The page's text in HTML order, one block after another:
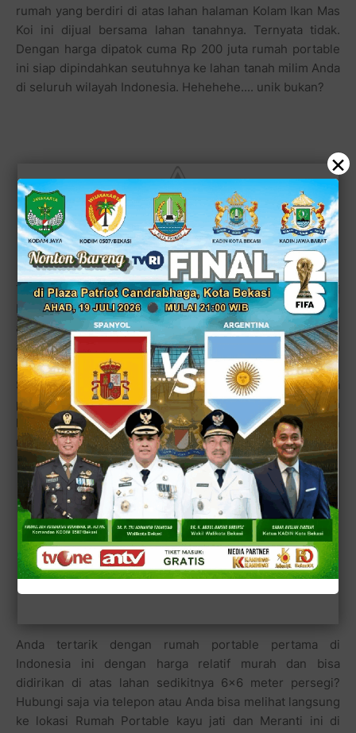
rumah yang berdiri di atas lahan halaman Kolam Ikan Mas
Koi ini dijual bersama lahan tanahnya. Ternyata tidak.
Dengan harga dipatok cuma Rp 200 juta rumah portable
ini siap dipindahkan seutuhnya ke lahan tanah milim Anda
di seluruh wilayah Indonesia. Hehehehe.... unik bukan?
Tapi begitulah rumah portable pertama yang dijual di
Indonesia. Melihat desainnya yang mirip dengan rumah
adat di daerah Sumatera atau Sulawesi ini maka kesan
artistik dan etnis begitu kental dan tentunya dengan
sedikit sendtuhan modernisasi seperti lampu listrik.
Sementara lantai bawahnya kita bisa dapati beberapa
patung kayu dan kursi dari potongan bongkahan
kayuyang diplitur sehingga tampil lebih indah dan
menarik.
Anda tertarik dengan rumah portable pertama di
Indonesia ini dengan harga relatif murah dan bisa
didirikan di atas lahan sedikitnya 6x6 meter persegi?
Hubungi saja via telepon atau Anda bisa melihat langsung
ke lokasi Rumah Portable kayu jati dan Meranti ini di
×